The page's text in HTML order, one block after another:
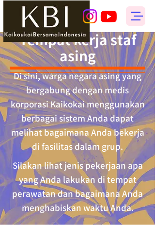
Tempat kerja staf
asing
Di sini, warga negara asing yang
bergabung dengan medis
korporasi Kaikokai menggunakan
berbagai sistem Anda dapat
melihat bagaimana Anda bekerja
di fasilitas dalam grup.
Silakan lihat jenis pekerjaan apa
yang Anda lakukan di tempat
perawatan dan bagaimana Anda
menghabiskan waktu Anda.